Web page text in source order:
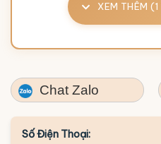
XEM THÊM
Chat Zalo
Số Điện Thoại: